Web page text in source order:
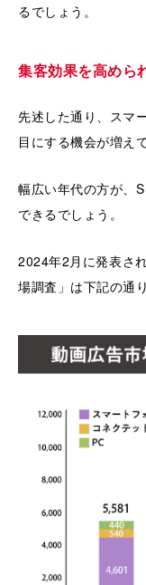
るでしょう。
集客効果を高めら
先述した通り、スマ
目にする機会が増え
幅広い年代の方が、
できるでしょう。
2024年2月に発表さ
場調査」は下記の通り